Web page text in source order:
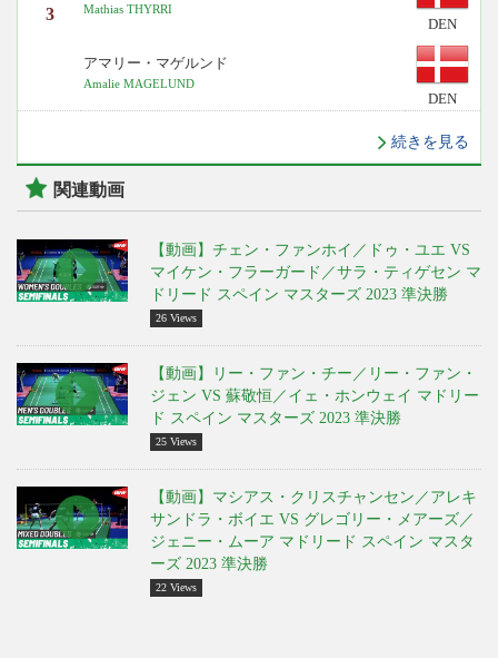
3 Mathias THYRRI
DEN
アマリー・マゲルンド
Amalie MAGELUND
DEN
続きを見る
関連動画
【動画】チェン・ファンホイ／ドゥ・ユエ VS
マイケン・フラーガード／サラ・ティゲセン マ
ドリード スペイン マスターズ 2023 準決勝
26 Views
【動画】リー・ファン・チー／リー・ファン・
ジェン VS 蘇敬恒／イェ・ホンウェイ マドリー
ド スペイン マスターズ 2023 準決勝
25 Views
【動画】マシアス・クリスチャンセン／アレキ
サンドラ・ボイエ VS グレゴリー・メアーズ／
ジェニー・ムーア マドリード スペイン マスタ
ーズ 2023 準決勝
22 Views